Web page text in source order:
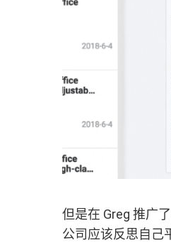
但是在 Greg 推广
公司应该反思自己